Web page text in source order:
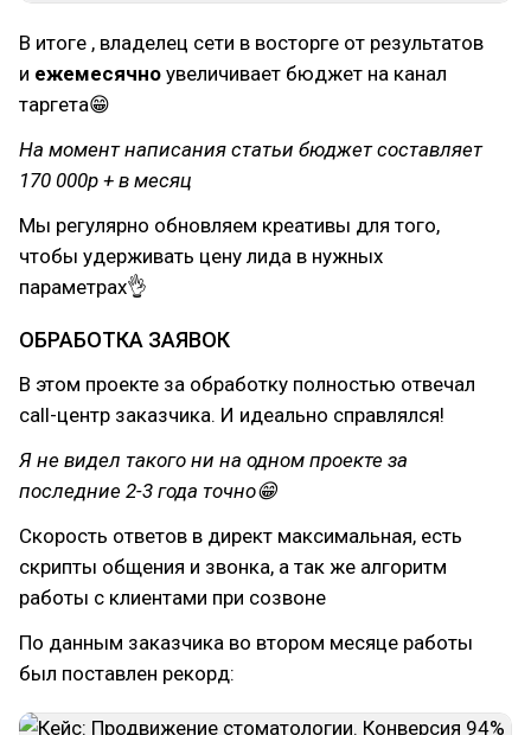
В итоге , владелец сети в восторге от результатов
и ежемесячно увеличивает бюджет на канал
таргета😁
На момент написания статьи бюджет составляет
170 000р + в месяц
Мы регулярно обновляем креативы для того,
чтобы удерживать цену лида в нужных
параметрах👌
ОБРАБОТКА ЗАЯВОК
В этом проекте за обработку полностью отвечал
сall-центр заказчика. И идеально справлялся!
Я не видел такого ни на одном проекте за
последние 2-3 года точно😁
Скорость ответов в директ максимальная, есть
скрипты общения и звонка, а так же алгоритм
работы с клиентами при созвоне
По данным заказчика во втором месяце работы
был поставлен рекорд: